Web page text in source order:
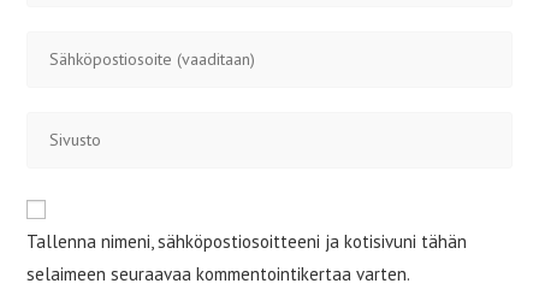
käyttäjätunnuksesi
sähköpostiosoitteesi
osoite/URL
(valinnainen)
Tallenna nimeni, sähköpostiosoitteeni ja kotisivuni tähän
selaimeen seuraavaa kommentointikertaa varten.